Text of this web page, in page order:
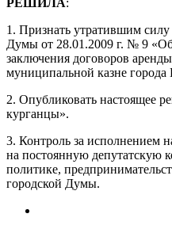
1. Признать утратившим
Думы от 28.01.2009 г. № 9
заключения договоров
муниципальной казне города
2. Опубликовать настоящее
курганцы».
3. Контроль за исполнением
на постоянную депутатскую
политике,
городской Думы.